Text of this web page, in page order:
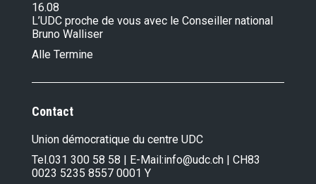
16.08
L’UDC proche de vous avec le Conseiller national
Bruno Walliser
Alle Termine
Contact
Union démocratique du centre UDC
Tel.031 300 58 58 | E-Mail:info@udc.ch | CH83
0023 5235 8557 0001 Y